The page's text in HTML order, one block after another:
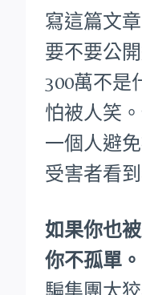
寫這篇文
要不要公
300萬不是
怕被人笑。
一個人避
受害者看
如果你也
你不孤單。
騙集團太